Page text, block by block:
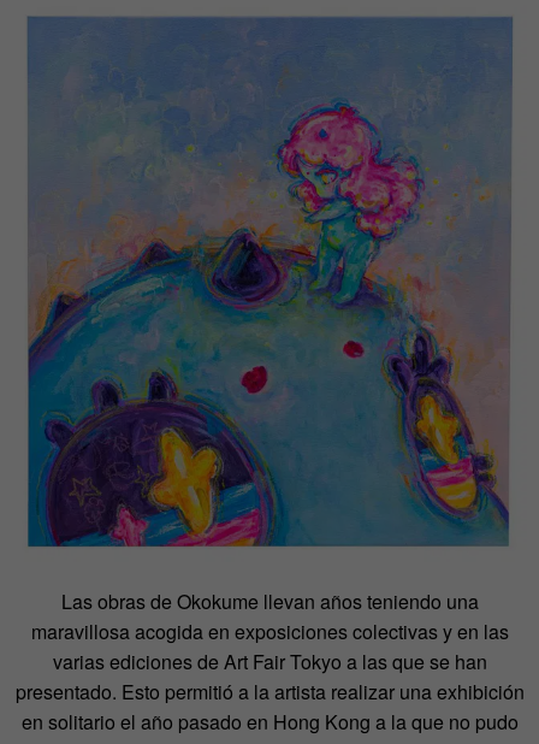
Las obras de Okokume llevan años teniendo una
maravillosa acogida en exposiciones colectivas y en las
varias ediciones de Art Fair Tokyo a las que se han
presentado. Esto permitió a la artista realizar una exhibición
en solitario el año pasado en Hong Kong a la que no pudo